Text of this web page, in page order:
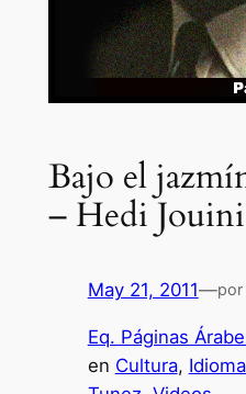
Bajo el
– Hedi Jouini
May 21, 2011—por
Eq. Páginas
en Cultura,